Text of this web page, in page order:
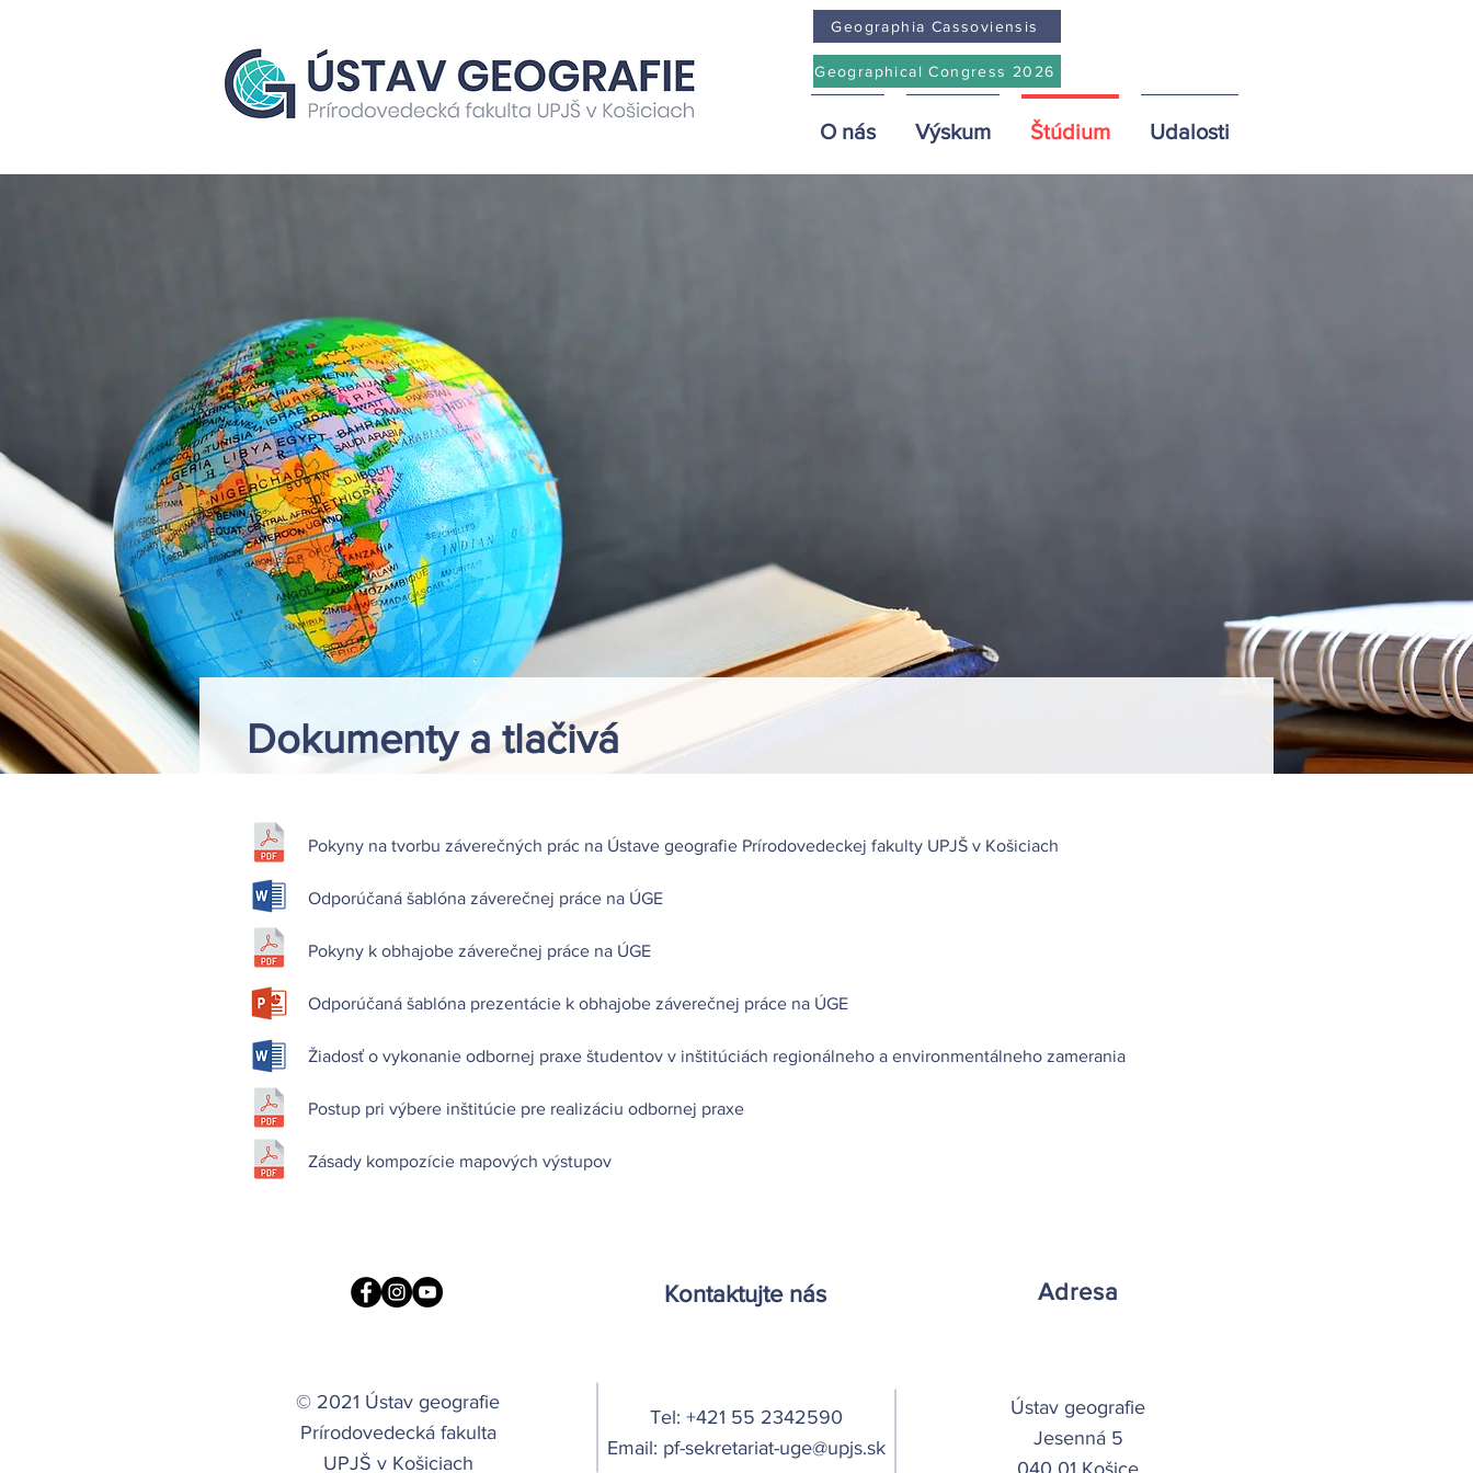
Geographia Cassoviensis
Geographical Congress 2026
O nás Výskum Štúdium Udalosti
Dokumenty a tlačivá
Pokyny na tvorbu záverečných prác na Ústave geografie Prírodovedeckej fakulty UPJŠ v Košiciach
Odporúčaná šablóna záverečnej práce na ÚGE
Pokyny k obhajobe záverečnej práce na ÚGE
Odporúčaná šablóna prezentácie k obhajobe záverečnej práce na ÚGE
Žiadosť o vykonanie odbornej praxe študentov v inštitúciách regionálneho a environmentálneho zamerania
Postup pri výbere inštitúcie pre realizáciu odbornej praxe
Zásady kompozície mapových výstupov
Kontaktujte nás Adresa
© 2021 Ústav geografie
Prírodovedecká fakulta
UPJŠ v Košiciach
Tel: +421 55 2342590
Email: pf-sekretariat-uge@upjs.sk
Ústav geografie
Jesenná 5
040 01 Košice